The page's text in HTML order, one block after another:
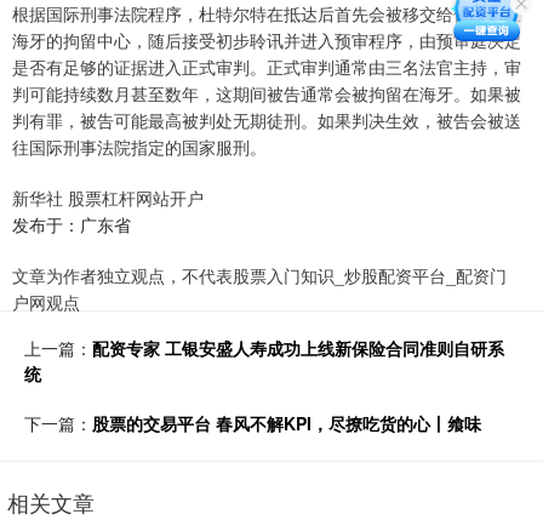
根据国际刑事法院程序，杜特尔特在抵达后首先会被移交给位于荷兰
海牙的拘留中心，随后接受初步聆讯并进入预审程序，由预审庭决定
是否有足够的证据进入正式审判。正式审判通常由三名法官主持，审
判可能持续数月甚至数年，这期间被告通常会被拘留在海牙。如果被
判有罪，被告可能最高被判处无期徒刑。如果判决生效，被告会被送
往国际刑事法院指定的国家服刑。
新华社 股票杠杆网站开户
发布于：广东省
文章为作者独立观点，不代表股票入门知识_炒股配资平台_配资门
户网观点
上一篇： 配资专家 工银安盛人寿成功上线新保险合同准则自研系
统
下一篇： 股票的交易平台 春风不解KPI，尽撩吃货的心丨飨味
相关文章